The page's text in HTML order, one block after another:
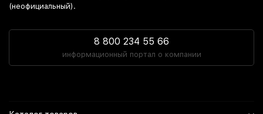
(неофициальный).
8 800 234 55 66
информационный портал о компании